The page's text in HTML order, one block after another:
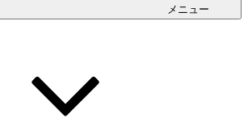
メニュー